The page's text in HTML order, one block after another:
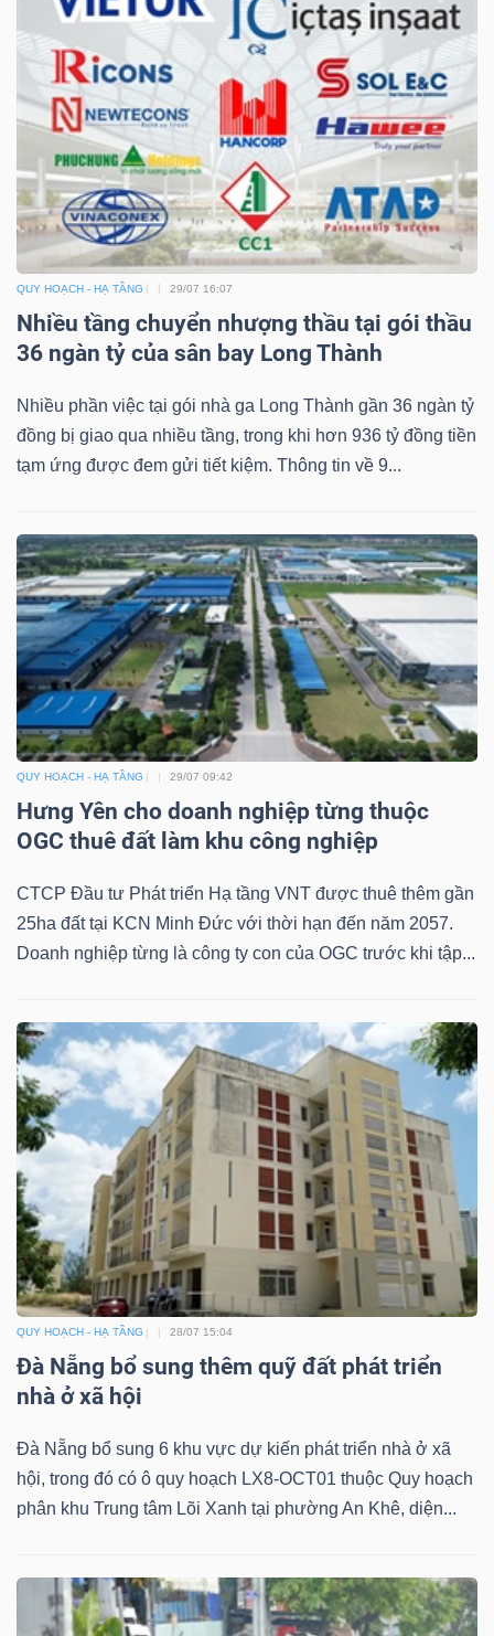
QUY HOẠCH - HẠ TẦNG 29/07 16:07
Nhiều tầng chuyển nhượng thầu tại gói thầu
36 ngàn tỷ của sân bay Long Thành
Nhiều phần việc tại gói nhà ga Long Thành gần 36 ngàn tỷ
đồng bị giao qua nhiều tầng, trong khi hơn 936 tỷ đồng tiền
tạm ứng được đem gửi tiết kiệm. Thông tin về 9...
QUY HOẠCH - HẠ TẦNG 29/07 09:42
Hưng Yên cho doanh nghiệp từng thuộc
OGC thuê đất làm khu công nghiệp
CTCP Đầu tư Phát triển Hạ tầng VNT được thuê thêm gần
25ha đất tại KCN Minh Đức với thời hạn đến năm 2057.
Doanh nghiệp từng là công ty con của OGC trước khi tập...
QUY HOẠCH - HẠ TẦNG 28/07 15:04
Đà Nẵng bổ sung thêm quỹ đất phát triển
nhà ở xã hội
Đà Nẵng bổ sung 6 khu vực dự kiến phát triển nhà ở xã
hội, trong đó có ô quy hoạch LX8-OCT01 thuộc Quy hoạch
phân khu Trung tâm Lõi Xanh tại phường An Khê, diện...
tích
(-)
Thuật
ngữ
(-)
Dịch
vụ
(-)
Đào
tạo
Sách
tài
chính
Công
cụ
đầu
thông
tài
chính
Dữ
liệu
tài
chính